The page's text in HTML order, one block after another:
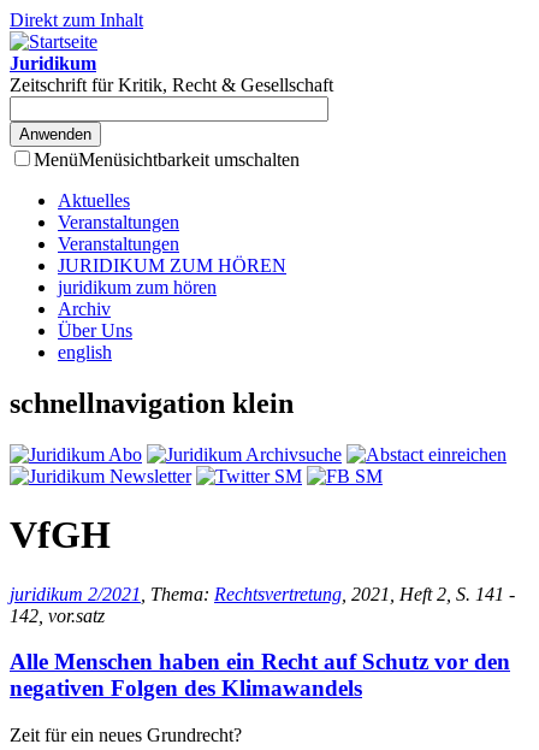
Direkt zum Inhalt
Juridikum
Zeitschrift für Kritik, Recht & Gesellschaft
MenüMenüsichtbarkeit umschalten
Aktuelles
Veranstaltungen
Veranstaltungen
JURIDIKUM ZUM HÖREN
juridikum zum hören
Archiv
Über Uns
english
schnellnavigation klein
VfGH
juridikum 2/2021 , Thema: Rechtsvertretung , 2021, Heft 2, S. 141 -
142, vor.satz
Alle Menschen haben ein Recht auf Schutz vor den
negativen Folgen des Klimawandels
Zeit für ein neues Grundrecht?